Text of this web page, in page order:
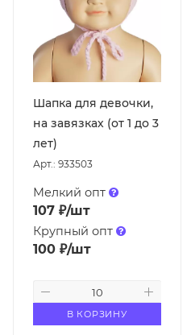
Шапка для девочки,
на завязках (от 1 до 3
лет)
Арт.: 933503
Мелкий опт
107 ₽/шт
Крупный опт
100 ₽/шт
В КОРЗИНУ